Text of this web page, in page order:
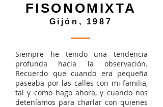
FISONOMIXTA
Gijón, 1987
Siempre he tenido una tendencia
profunda hacia la observación.
Recuerdo que cuando era pequeña
paseaba por las calles con mi familia,
tal y como hago ahora, y cuando nos
deteníamos para charlar con quienes